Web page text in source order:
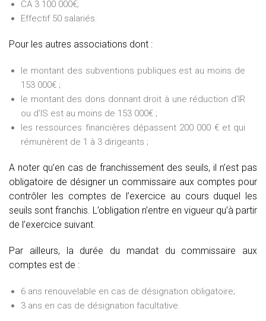
CA 3 100 000€;
Effectif 50 salariés.
Pour les autres associations dont :
le montant des subventions publiques est au moins de
153 000€ ;
le montant des dons donnant droit à une réduction d’IR
ou d’IS est au moins de 153 000€ ;
les ressources financières dépassent 200 000 € et qui
rémunèrent de 1 à 3 dirigeants ;
A noter qu’en cas de franchissement des seuils, il n’est pas
obligatoire de désigner un commissaire aux comptes pour
contrôler les comptes de l’exercice au cours duquel les
seuils sont franchis. L’obligation n’entre en vigueur qu’à partir
de l’exercice suivant.
Par ailleurs, la durée du mandat du commissaire aux
comptes est de :
6 ans renouvelable en cas de désignation obligatoire;
3 ans en cas de désignation facultative.